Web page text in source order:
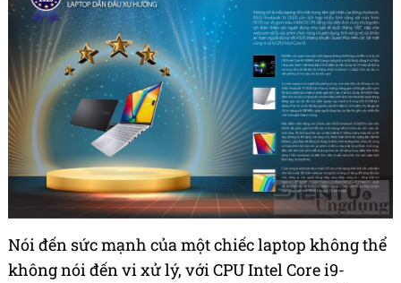
Nói đến sức mạnh của một chiếc laptop không thể
không nói đến vi xử lý, với CPU Intel Core i9-